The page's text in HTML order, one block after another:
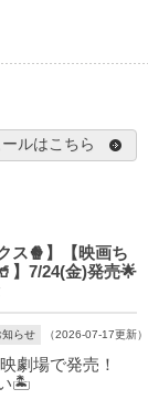
ルはこちら
ス🍿】【映画ち
】7/24(金)発売🌟
知らせ （2026-07-17更新）
劇場で発売！
い🏝️